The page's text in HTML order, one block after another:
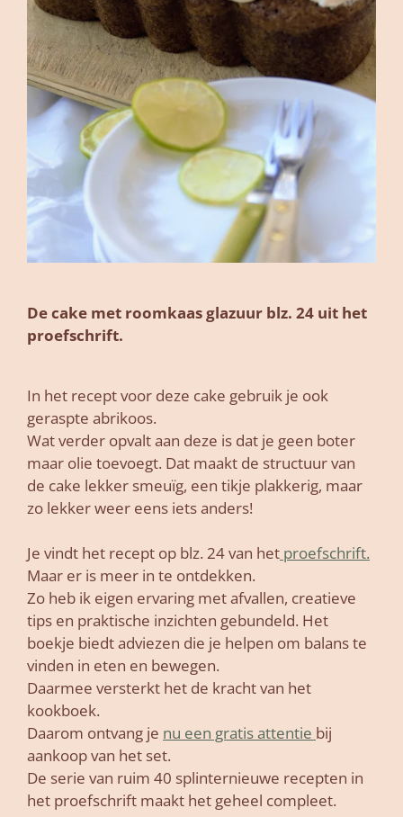
De cake met roomkaas glazuur blz. 24 uit het
proefschrift.
In het recept voor deze cake gebruik je ook
geraspte abrikoos.
Wat verder opvalt aan deze is dat je geen boter
maar olie toevoegt. Dat maakt de structuur van
de cake lekker smeuïg, een tikje plakkerig, maar
zo lekker weer eens iets anders!
Je vindt het recept op blz. 24 van het proefschrift.
Maar er is meer in te ontdekken.
Zo heb ik eigen ervaring met afvallen, creatieve
tips en praktische inzichten gebundeld. Het
boekje biedt adviezen die je helpen om balans te
vinden in eten en bewegen.
Daarmee versterkt het de kracht van het
kookboek.
Daarom ontvang je nu een gratis attentie bij
aankoop van het set.
De serie van ruim 40 splinternieuwe recepten in
het proefschrift maakt het geheel compleet.